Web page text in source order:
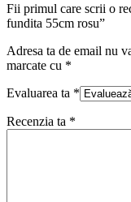
Fii primul care scrii o
fundita 55cm rosu”
Adresa ta de email nu
marcate cu *
Evaluarea ta *
Recenzia ta *